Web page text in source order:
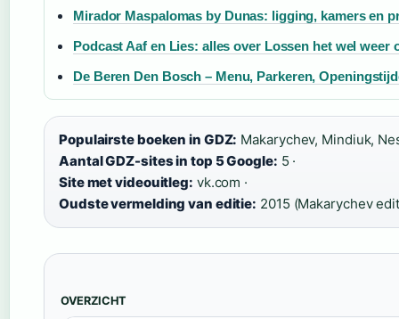
Mirador Maspalomas by Dunas: ligging, kamers en
Podcast Aaf en Lies: alles over Lossen het wel weer
De Beren Den Bosch – Menu, Parkeren,
Populairste boeken in GDZ: Makarychev, Mindiuk,
Aantal GDZ-sites in top 5 Google: 5 ·
Site met videouitleg: vk.com ·
Oudste vermelding van editie: 2015 (Makarychev
OVERZICHT